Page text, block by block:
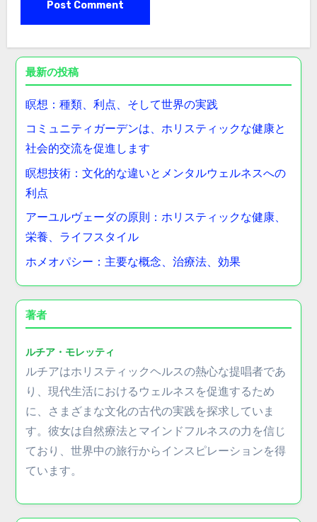
最新の投稿
瞑想：種類、利点、そして世界の実践
コミュニティガーデンは、ホリスティックな健康と
社会的交流を促進します
瞑想技術：文化的な違いとメンタルウェルネスへの
利点
アーユルヴェーダの原則：ホリスティックな健康、
栄養、ライフスタイル
ホメオパシー：主要な概念、治療法、効果
著者
ルチア・モレッティ
ルチアはホリスティックヘルスの熱心な提唱者であ
り、現代生活におけるウェルネスを促進するため
に、さまざまな文化の古代の実践を探求していま
す。彼女は自然療法とマインドフルネスの力を信じ
ており、世界中の旅行からインスピレーションを得
ています。